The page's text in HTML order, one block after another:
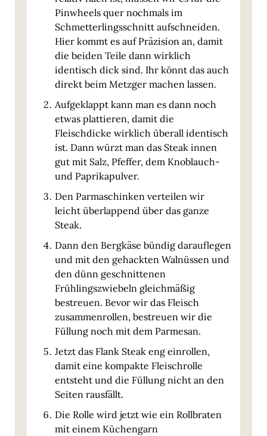
Pinwheels quer nochmals im
Schmetterlingsschnitt aufschneiden.
Hier kommt es auf Präzision an, damit
die beiden Teile dann wirklich
identisch dick sind. Ihr könnt das auch
direkt beim Metzger machen lassen.
Aufgeklappt kann man es dann noch
etwas plattieren, damit die
Fleischdicke wirklich überall identisch
ist. Dann würzt man das Steak innen
gut mit Salz, Pfeffer, dem Knoblauch-
und Paprikapulver.
Den Parmaschinken verteilen wir
leicht überlappend über das ganze
Steak.
Dann den Bergkäse bündig darauflegen
und mit den gehackten Walnüssen und
den dünn geschnittenen
Frühlingszwiebeln gleichmäßig
bestreuen. Bevor wir das Fleisch
zusammenrollen, bestreuen wir die
Füllung noch mit dem Parmesan.
Jetzt das Flank Steak eng einrollen,
damit eine kompakte Fleischrolle
entsteht und die Füllung nicht an den
Seiten rausfällt.
Die Rolle wird jetzt wie ein Rollbraten
mit einem Küchengarn